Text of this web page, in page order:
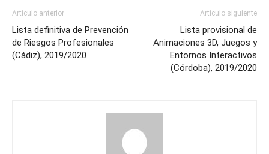
Artículo anterior
Lista definitiva de Prevención
de Riesgos Profesionales
(Cádiz), 2019/2020
Artículo siguiente
Lista provisional de
Animaciones 3D, Juegos y
Entornos Interactivos
(Córdoba), 2019/2020